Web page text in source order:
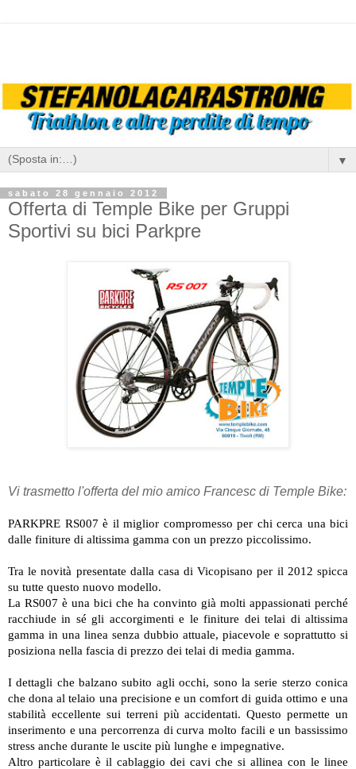
▼
sabato 28 gennaio 2012
Offerta di Temple Bike per Gruppi
Sportivi su bici Parkpre
Vi trasmetto l'offerta del mio amico Francesc di Temple Bike:
PARKPRE RS007 è il miglior compromesso per chi cerca una bici
dalle finiture di altissima gamma con un prezzo piccolissimo.
Tra le novità presentate dalla casa di Vicopisano per il 2012 spicca
su tutte questo nuovo modello.
La RS007 è una bici che ha convinto già molti appassionati perché
racchiude in sé gli accorgimenti e le finiture dei telai di altissima
gamma in una linea senza dubbio attuale, piacevole e soprattutto si
posiziona nella fascia di prezzo dei telai di media gamma.
I dettagli che balzano subito agli occhi, sono la serie sterzo conica
che dona al telaio una precisione e un comfort di guida ottimo e una
stabilità eccellente sui terreni più accidentati. Questo permette un
inserimento e una percorrenza di curva molto facili e un bassissimo
stress anche durante le uscite più lunghe e impegnative.
Altro particolare è il cablaggio dei cavi che si allinea con le linee